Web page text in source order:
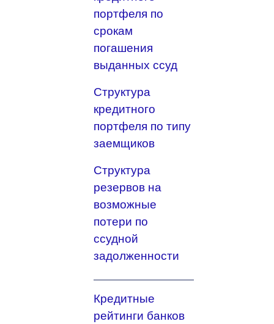
портфеля по
срокам
погашения
выданных ссуд
Структура
кредитного
портфеля по типу
заемщиков
Структура
резервов на
возможные
потери по
ссудной
задолженности
Кредитные
рейтинги банков